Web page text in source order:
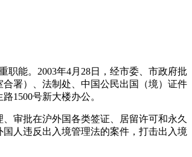
能。2003年4月28日，经市委、市政府批
署）、法制处、中国公民出国（境）证件
1500号新大楼办公。
审批在沪外国各类签证、居留许可和永久
人违反出入境管理法的案件，打击出入境